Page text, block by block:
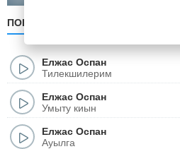
ПОПУЛЯРНЫЕ
Елжас Оспан
Тилекшилерим
Елжас Оспан
Умыту киын
Елжас Оспан
Ауылга